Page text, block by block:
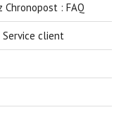
: FAQ
Service client